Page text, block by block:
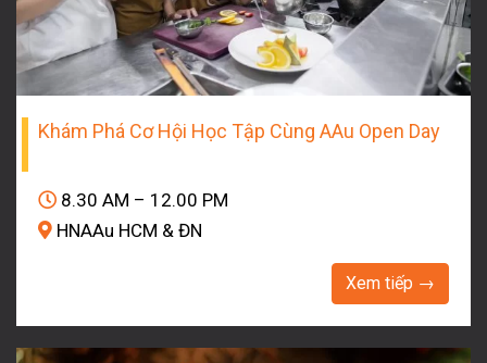
Khám Phá Cơ Hội Học Tập Cùng AAu Open Day
8.30 AM – 12.00 PM
HNAAu HCM & ĐN
Xem tiếp →